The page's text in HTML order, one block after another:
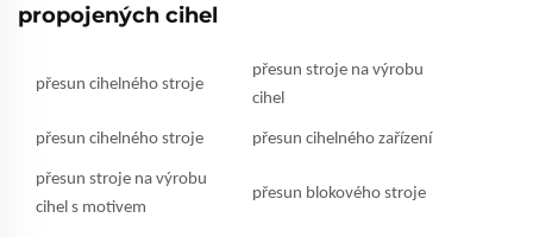
propojených cihel
přesun cihelného stroje
přesun stroje na výrobu
cihel
přesun cihelného stroje přesun cihelného zařízení
přesun stroje na výrobu
cihel s motivem
přesun blokového stroje